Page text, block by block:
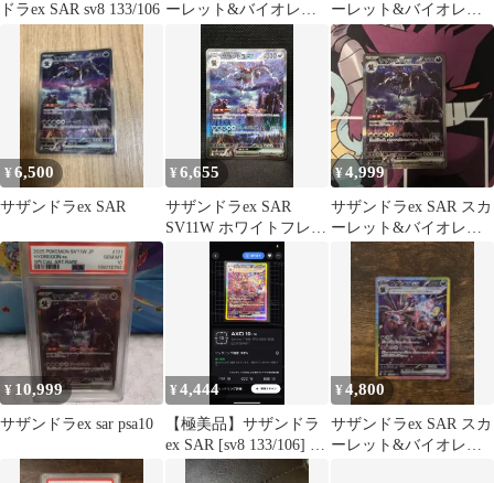
ドラex SAR sv8 133/106 ーレット&バイオレッ
ト 拡張パック 超電ブレ
イカー…
ーレット&バイオレッ
ト 拡張パック ホワイト
フレア…
¥6,500
サザンドラex SAR
¥6,655
サザンドラex SAR
SV11W ホワイトフレア
¥4,999
サザンドラex SAR スカ
ーレット&バイオレッ
ト 拡張パック ホワイト
フレア…
¥ 10,999
サザンドラex sar psa10
¥4,444
【極美品】サザンドラ
ex SAR [sv8 133/106] 超
電ブレイカー
¥4,800
サザンドラex SAR スカ
ーレット&バイオレッ